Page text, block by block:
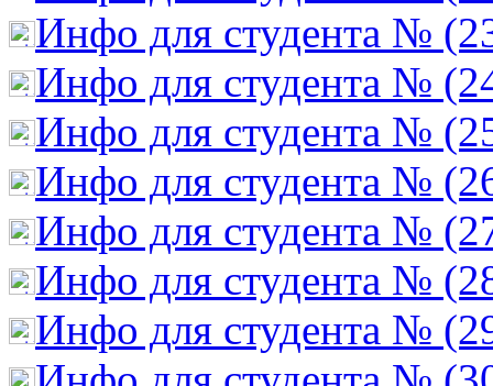
Инфо для студента №
Инфо для студента №
Инфо для студента №
Инфо для студента №
Инфо для студента №
Инфо для студента №
Инфо для студента №